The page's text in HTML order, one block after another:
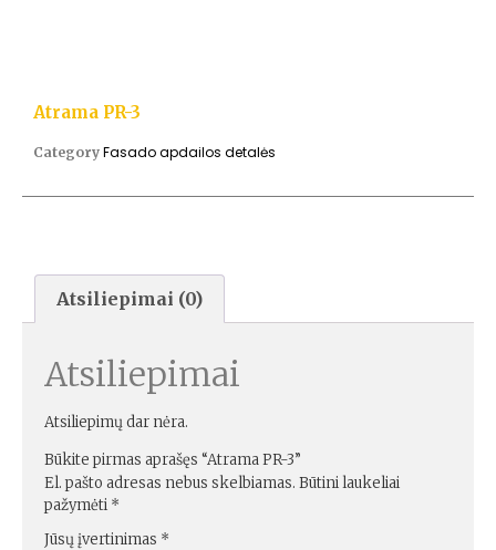
Atrama PR-3
Category Fasado apdailos detalės
Atsiliepimai (0)
Atsiliepimai
Atsiliepimų dar nėra.
Būkite pirmas aprašęs “Atrama PR-3”
El. pašto adresas nebus skelbiamas. Būtini laukeliai
pažymėti *
Jūsų įvertinimas *